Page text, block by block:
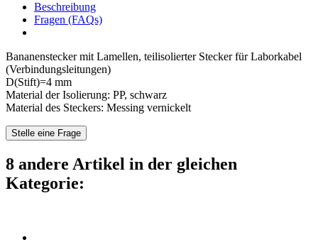
Beschreibung
Fragen (FAQs)
Bananenstecker mit Lamellen, teilisolierter Stecker für Laborkabel
(Verbindungsleitungen)
D(Stift)=4 mm
Material der Isolierung: PP, schwarz
Material des Steckers: Messing vernickelt
Stelle eine Frage
8 andere Artikel in der gleichen
Kategorie: